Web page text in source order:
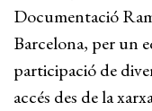
Documentació
Barcelona, per un
participació de
accés des de la